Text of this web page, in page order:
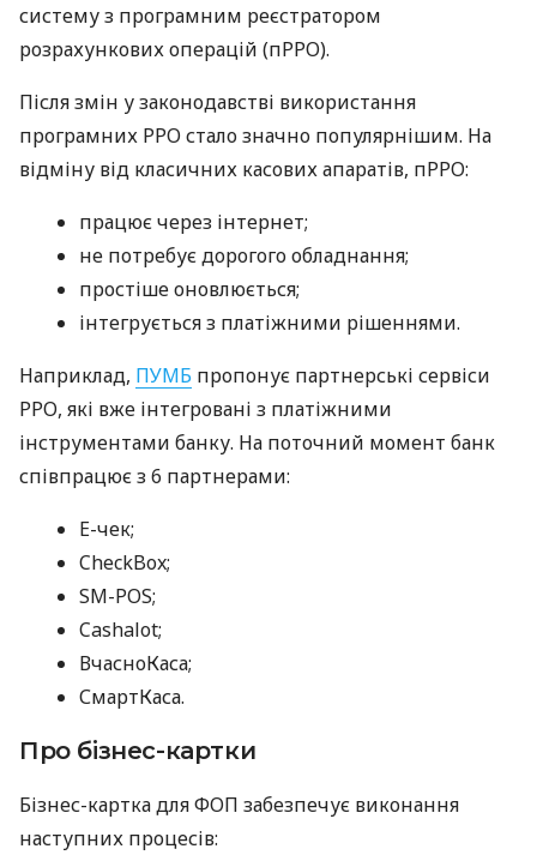
систему з програмним реєстратором
розрахункових операцій (пРРО).
Після змін у законодавстві використання
програмних РРО стало значно популярнішим. На
відміну від класичних касових апаратів, пРРО:
працює через інтернет;
не потребує дорогого обладнання;
простіше оновлюється;
інтегрується з платіжними рішеннями.
Наприклад, ПУМБ пропонує партнерські сервіси
РРО, які вже інтегровані з платіжними
інструментами банку. На поточний момент банк
співпрацює з 6 партнерами:
E-чек;
CheckBox;
SM-POS;
Cashalot;
ВчасноКаса;
СмартКаса.
Про бізнес-картки
Бізнес-картка для ФОП забезпечує виконання
наступних процесів: